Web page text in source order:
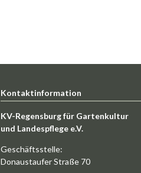
Kontaktinformation
KV-Regensburg für Gartenkultur
und Landespflege e.V.
Geschäftsstelle:
Donaustaufer Straße 70